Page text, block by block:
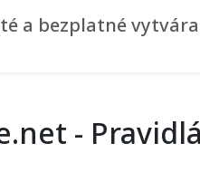
a bezplatné
-